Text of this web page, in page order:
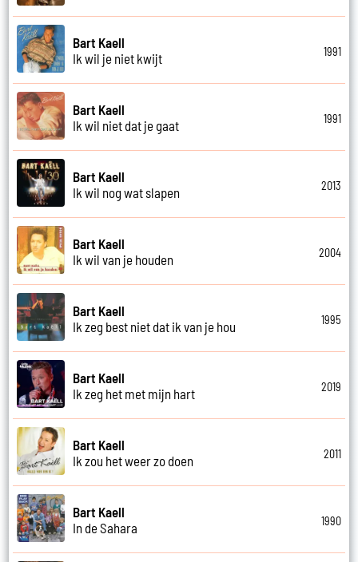
Bart Kaell
Ik wil je niet kwijt
1991
Bart Kaell
Ik wil niet dat je gaat
1991
Bart Kaell
Ik wil nog wat slapen
2013
Bart Kaell
Ik wil van je houden
2004
Bart Kaell
Ik zeg best niet dat ik van je hou
1995
Bart Kaell
Ik zeg het met mijn hart
2019
Bart Kaell
Ik zou het weer zo doen
2011
Bart Kaell
In de Sahara
1990